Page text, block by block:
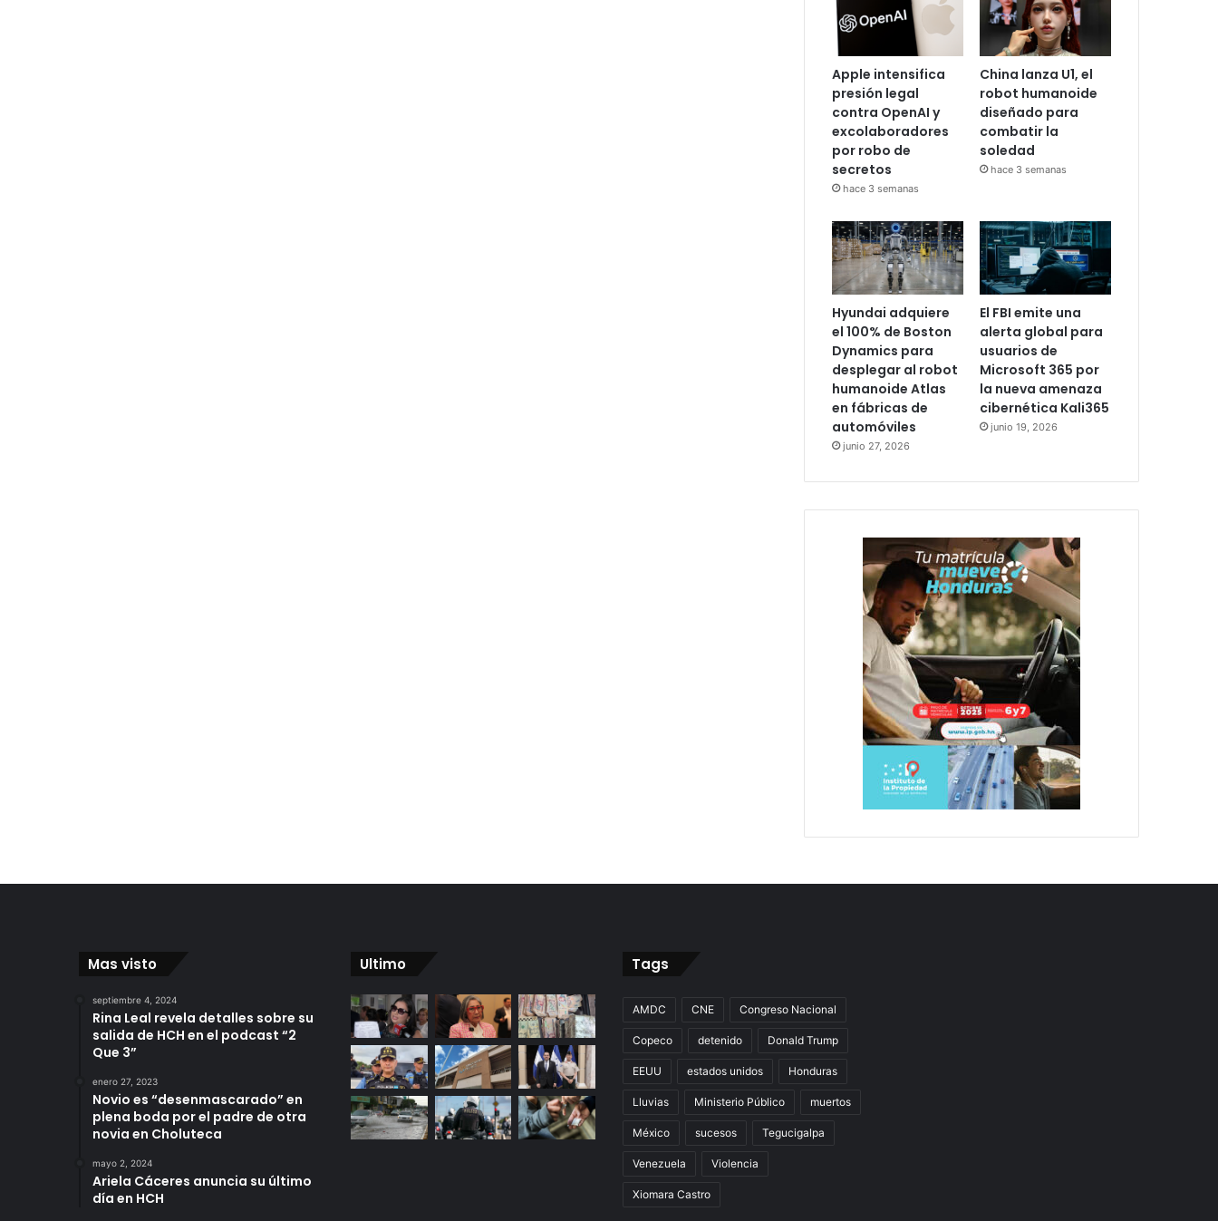
Apple intensifica
presión legal
contra OpenAI y
excolaboradores
por robo de
secretos
hace 3 semanas
China lanza U1, el
robot humanoide
diseñado para
combatir la
soledad
hace 3 semanas
Hyundai adquiere
el 100% de Boston
Dynamics para
desplegar al robot
humanoide Atlas
en fábricas de
automóviles
junio 27, 2026
El FBI emite una
alerta global para
usuarios de
Microsoft 365 por
la nueva amenaza
cibernética Kali365
junio 19, 2026
Mas visto
septiembre 4, 2024
Rina Leal revela detalles sobre su
salida de HCH en el podcast “2
Que 3”
enero 27, 2023
Novio es “desenmascarado” en
plena boda por el padre de otra
novia en Choluteca
mayo 2, 2024
Ariela Cáceres anuncia su último
día en HCH
Ultimo Tags
AMDC CNE Congreso Nacional
Copeco detenido Donald Trump
EEUU estados unidos Honduras
Lluvias Ministerio Público muertos
México sucesos Tegucigalpa
Venezuela Violencia
Xiomara Castro